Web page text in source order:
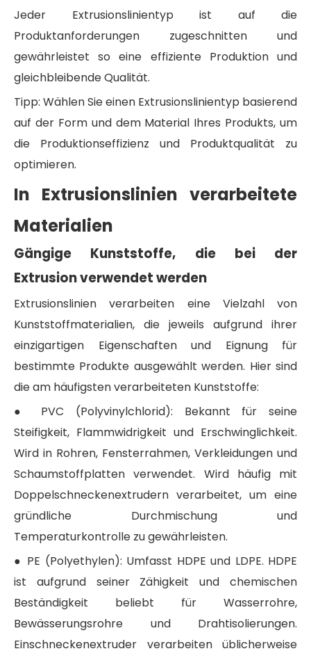
Jeder Extrusionslinientyp ist auf die
Produktanforderungen zugeschnitten und
gewährleistet so eine effiziente Produktion und
gleichbleibende Qualität.
Tipp: Wählen Sie einen Extrusionslinientyp basierend
auf der Form und dem Material Ihres Produkts, um
die Produktionseffizienz und Produktqualität zu
optimieren.
In Extrusionslinien verarbeitete
Materialien
Gängige Kunststoffe, die bei der
Extrusion verwendet werden
Extrusionslinien verarbeiten eine Vielzahl von
Kunststoffmaterialien, die jeweils aufgrund ihrer
einzigartigen Eigenschaften und Eignung für
bestimmte Produkte ausgewählt werden. Hier sind
die am häufigsten verarbeiteten Kunststoffe:
● PVC (Polyvinylchlorid): Bekannt für seine
Steifigkeit, Flammwidrigkeit und Erschwinglichkeit.
Wird in Rohren, Fensterrahmen, Verkleidungen und
Schaumstoffplatten verwendet. Wird häufig mit
Doppelschneckenextrudern verarbeitet, um eine
gründliche Durchmischung und
Temperaturkontrolle zu gewährleisten.
● PE (Polyethylen): Umfasst HDPE und LDPE. HDPE
ist aufgrund seiner Zähigkeit und chemischen
Beständigkeit beliebt für Wasserrohre,
Bewässerungsrohre und Drahtisolierungen.
Einschneckenextruder verarbeiten üblicherweise